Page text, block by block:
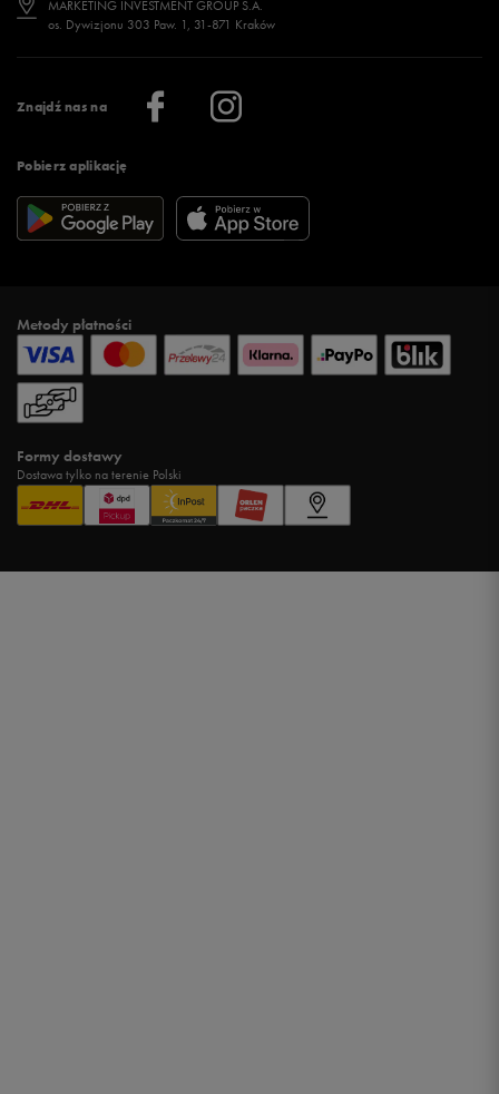
Znajdź nas na
Pobierz aplikację
Regulamin sklepu 50 style
Regulamin aplikacji 50 style
Więcej regulaminów >
Więcej >
Klub 50 style
Praca
Informacje o firmie
MARKETING INVESTMENT GROUP S.A.
os. Dywizjonu 303 Paw. 1, 31-871 Kraków
Metody płatności
Formy dostawy
Dostawa tylko na terenie Polski